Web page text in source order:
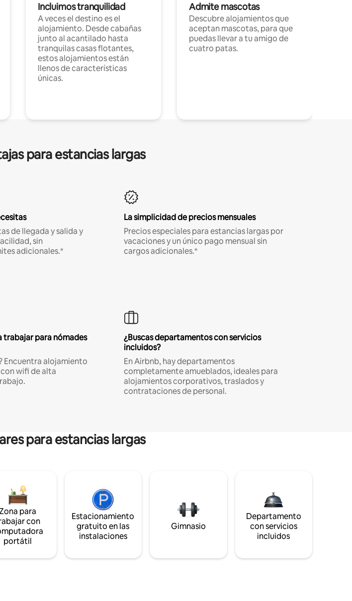
Incluimos tranquilidad
A veces el destino es el
alojamiento. Desde cabañas
junto al acantilado hasta
tranquilas casas flotantes,
estos alojamientos están
llenos de características
únicas.
Admite mascotas
Descubre alojamientos que
aceptan mascotas, para que
puedas llevar a tu amigo de
cuatro patas.
para estancias largas
de llegada y salida y
sin
adicionales.*
La simplicidad de precios mensuales
Precios especiales para estancias largas por
vacaciones y un único pago mensual sin
cargos adicionales.*
trabajar para nómades
Encuentra alojamiento
wifi de alta
¿Buscas departamentos con servicios
incluidos?
En Airbnb, hay departamentos
completamente amueblados, ideales para
alojamientos corporativos, traslados y
contrataciones de personal.
para estancias largas
para
con
portátil
Estacionamiento
gratuito en las
instalaciones
Gimnasio
Departamento
con servicios
incluidos